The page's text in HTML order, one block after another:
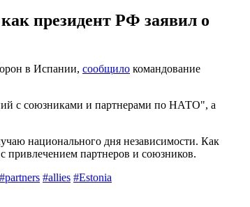
президент РФ заявил о
в Испании, сообщило командование
с союзниками и партнерами по НАТО", а
национального дня независимости. Как
партнеров и союзников.
#partners #allies #Estonia